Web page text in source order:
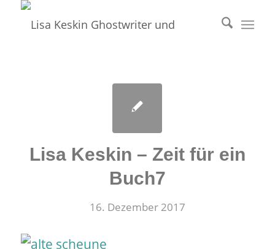
Lisa Keskin – Zeit für ein
Buch7
16. Dezember 2017